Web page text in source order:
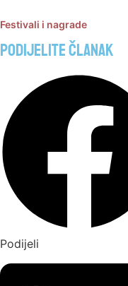
Festivali i nagrade
Podijelite članak
Podijeli